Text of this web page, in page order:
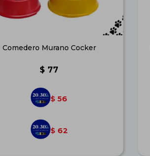
Comedero Murano Cocker
$ 77
$ 56
$ 62